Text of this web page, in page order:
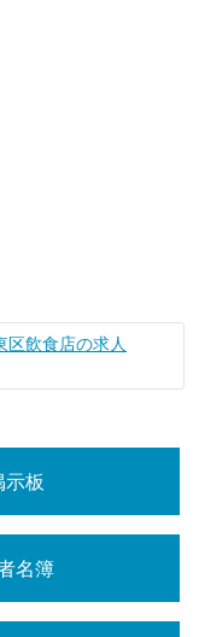
区飲食店の求人
板
名簿